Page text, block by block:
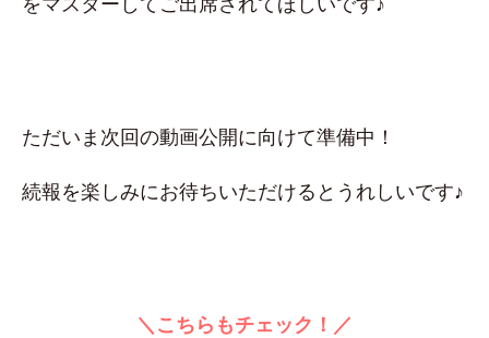
ただいま次回の動画公開に向けて準備中！
続報を楽しみにお待ちいただけるとうれしいです♪
＼こちらもチェック！／